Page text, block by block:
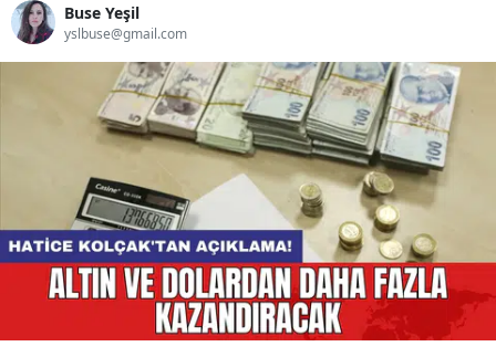
Buse Yeşil
yslbuse@gmail.com